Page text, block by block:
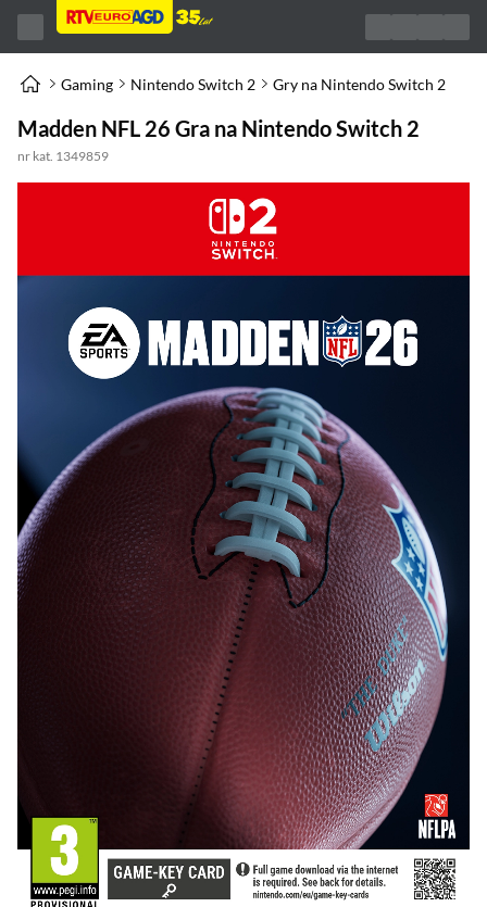
Gaming Nintendo Switch 2 Gry na Nintendo Switch 2
Madden NFL 26 Gra na Nintendo Switch 2
nr kat. 1349859